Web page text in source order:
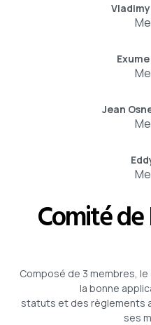
Vladimy
Exume
Jean
Comité
Composé de 3 membres,
la bonne
statuts et des règlements
ses